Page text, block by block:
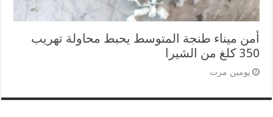
أمن ميناء طنجة المتوسط يحبط محاولة تهريب
350 كلغ من الشيرا
يومين مرت